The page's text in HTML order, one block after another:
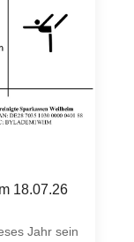
18.07.26
Jahr sein